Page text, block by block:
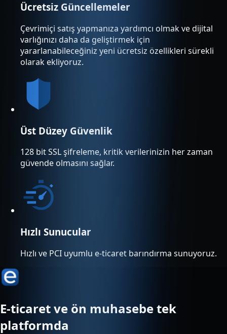
Ücretsiz Güncellemeler
Çevrimiçi satış yapmanıza yardımcı olmak ve dijital
varlığınızı daha da geliştirmek için
yararlanabileceğiniz yeni ücretsiz özellikleri sürekli
olarak ekliyoruz.
Üst Düzey Güvenlik
128 bit SSL şifreleme, kritik verilerinizin her zaman
güvende olmasını sağlar.
Hızlı Sunucular
Hızlı ve PCI uyumlu e-ticaret barındırma sunuyoruz.
E-ticaret ve ön muhasebe tek
platformda